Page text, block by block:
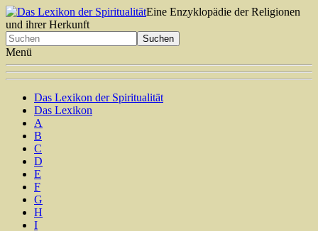
Eine Enzyklopädie der Religionen
und ihrer Herkunft
Menü
Das Lexikon der Spiritualität
Das Lexikon
A
B
C
D
E
F
G
H
I